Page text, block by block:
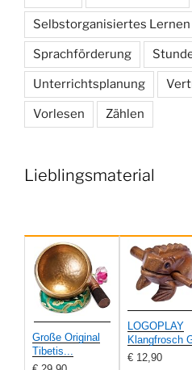
Selbstorganisiertes Lernen
Sprachförderung
Unterrichtsplanung
Vorlesen Zählen
Lieblingsmaterial
Große Original
Tibetis...
LOGOPLAY
Klangfrosch
€ 12,90